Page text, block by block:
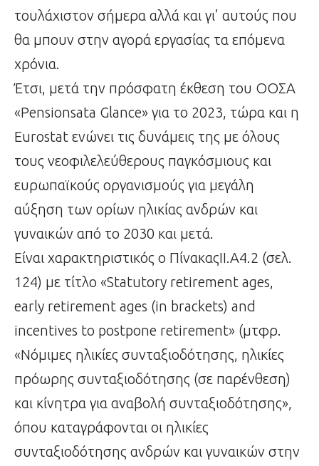
τουλάχιστον σήμερα αλλά και γι’ αυτούς που
θα μπουν στην αγορά εργασίας τα επόμενα
χρόνια.
Έτσι, μετά την πρόσφατη έκθεση του ΟΟΣΑ
«Pensionsata Glance» για το 2023, τώρα και η
Eurostat ενώνει τις δυνάμεις της με όλους
τους νεοφιλελεύθερους παγκόσμιους και
ευρωπαϊκούς οργανισμούς για μεγάλη
αύξηση των ορίων ηλικίας ανδρών και
γυναικών από το 2030 και μετά.
Είναι χαρακτηριστικός ο ΠίνακαςΙΙ.Α4.2 (σελ.
124) με τίτλο «Statutory retirement ages,
early retirement ages (in brackets) and
incentives to postpone retirement» (μτφρ.
«Νόμιμες ηλικίες συνταξιοδότησης, ηλικίες
πρόωρης συνταξιοδότησης (σε παρένθεση)
και κίνητρα για αναβολή συνταξιοδότησης»,
όπου καταγράφονται οι ηλικίες
συνταξιοδότησης ανδρών και γυναικών στην